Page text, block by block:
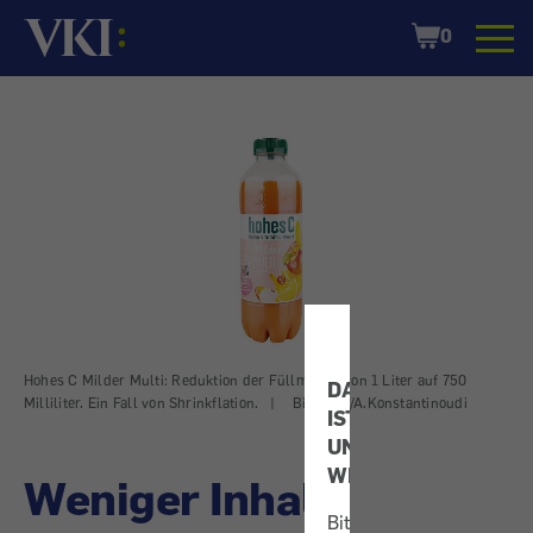
DATENSCHUTZ
IST
UNS
WICHTIG!
Bitte
Startseite
Shopping
Cart
0
Hohes C Milder Multi: Reduktion der Füllmenge von 1 Liter auf 750
Milliliter. Ein Fall von Shrinkflation.
| Bild: VKI/A.Konstantinoudi
Weniger Inhalt,